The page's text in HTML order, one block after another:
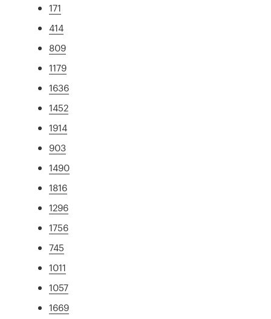
171
414
809
1179
1636
1452
1914
903
1490
1816
1296
1756
745
1011
1057
1669